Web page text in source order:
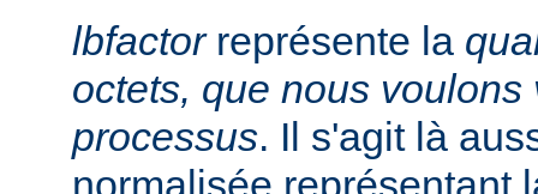
lbfactorreprésente la
octets, que nous
processus. Il s'agit là
normalisée représentant